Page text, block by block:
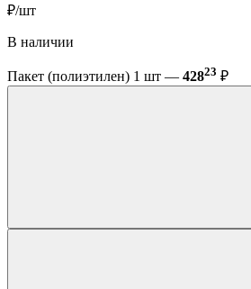
₽/шт
В наличии
Пакет (полиэтилен) 1 шт — 42823 ₽